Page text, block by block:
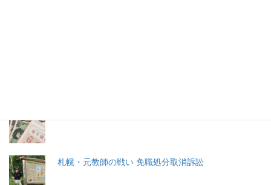
札幌・元教師の戦い 免職処分取消訴訟